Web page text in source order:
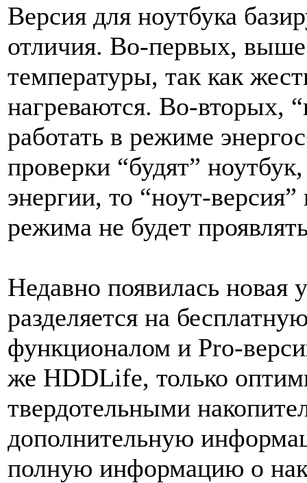
Версия для ноутбука
отличия. Во-первых, выше
температуры, так как
нагреваются. Во-вторых,
работать в режиме
проверки “будят”
энергии, то “ноут-
режима не будет
Недавно появилась
разделяется на
функционалом и Pro-
же HDDLife, только
твердотельными
дополнительную
полную информацию о